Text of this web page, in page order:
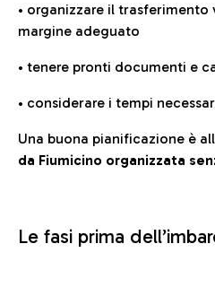
• organizzare il trasferimento
margine adeguato
• tenere pronti documenti e
• considerare i tempi
Una buona pianificazione è
da Fiumicino organizzata
Le fasi prima